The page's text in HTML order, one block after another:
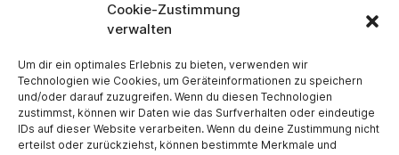
Cookie-Zustimmung
verwalten
Um dir ein optimales Erlebnis zu bieten, verwenden wir
Technologien wie Cookies, um Geräteinformationen zu speichern
und/oder darauf zuzugreifen. Wenn du diesen Technologien
zustimmst, können wir Daten wie das Surfverhalten oder eindeutige
IDs auf dieser Website verarbeiten. Wenn du deine Zustimmung nicht
erteilst oder zurückziehst, können bestimmte Merkmale und
Folge uns
Abonniere unseren Social-Media-Seiten
und folge uns, um die neuesten exklusiven
Neuigkeiten über ASV Germania Bruchsal
e.V zu erhalten.